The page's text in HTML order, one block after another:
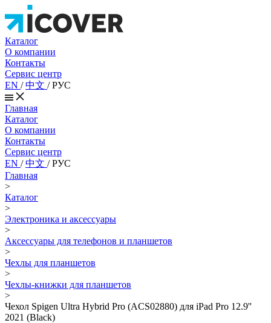
Каталог
О компании
Контакты
Сервис центр
EN /中文 /РУС
Главная
Каталог
О компании
Контакты
Сервис центр
EN /中文 /РУС
Главная
>
Каталог
>
Электроника и аксессуары
>
Аксессуары для телефонов и планшетов
>
Чехлы для планшетов
>
Чехлы-книжки для планшетов
>
Чехол Spigen Ultra Hybrid Pro (ACS02880) для iPad Pro 12.9''
2021 (Black)